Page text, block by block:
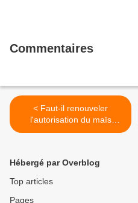
Commentaires
< Faut-il renouveler
l'autorisation du maïs
MON810 ?
Hébergé par Overblog
Top articles
Pages